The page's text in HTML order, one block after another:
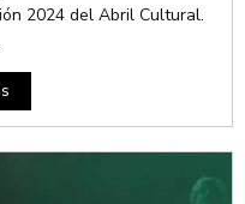
2024 del Abril Cultural.